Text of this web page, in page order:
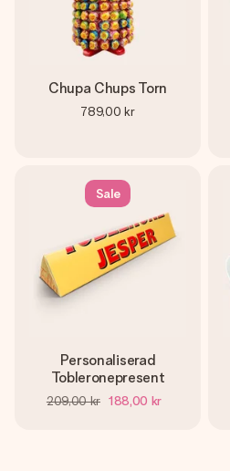
Chupa Chups Torn
789,00 kr
Sale
Personaliserad
Tobleronepresent
209,00 kr 188,00 kr